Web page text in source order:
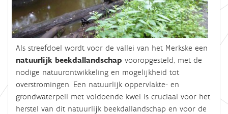
Als streefdoel wordt voor de vallei van het Merkske een
natuurlijk beekdallandschap vooropgesteld, met de
nodige natuurontwikkeling en mogelijkheid tot
overstromingen. Een natuurlijk oppervlakte- en
grondwaterpeil met voldoende kwel is cruciaal voor het
herstel van dit natuurlijk beekdallandschap en voor de